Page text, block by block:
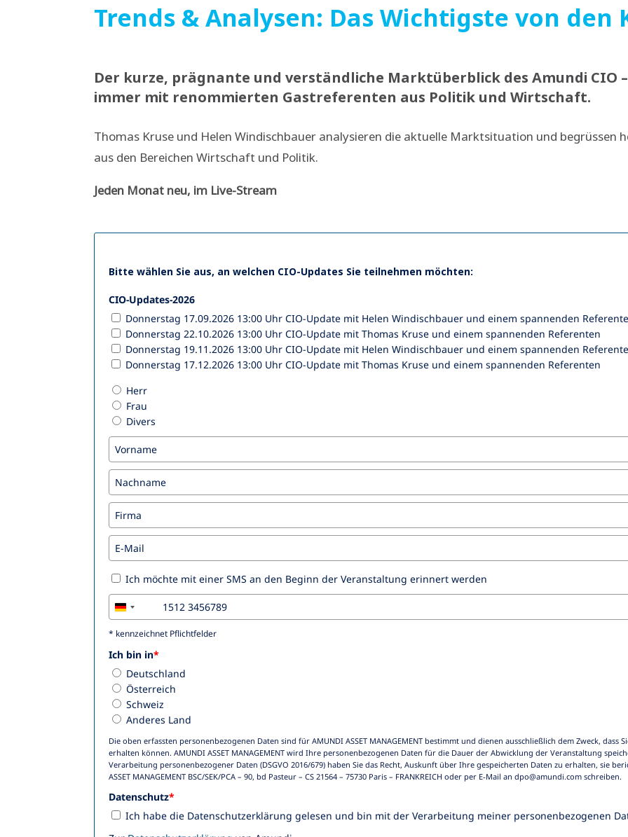
Trends & Analysen: Das Wichtigste von
Der kurze, prägnante und verständliche Marktüberblick des Amundi CIO –
immer mit renommierten Gastreferenten aus Politik und Wirtschaft.
Thomas Kruse und Helen Windischbauer analysieren die aktuelle Marktsituation und begrüssen
aus den Bereichen Wirtschaft und Politik.
Jeden Monat neu, im Live-Stream
Bitte wählen Sie aus, an welchen CIO-Updates Sie teilnehmen möchten:
CIO-Updates-2026
Donnerstag 17.09.2026 13:00 Uhr CIO-Update mit Helen Windischbauer und einem spannenden
Donnerstag 22.10.2026 13:00 Uhr CIO-Update mit Thomas Kruse und einem spannenden Referenten
Donnerstag 19.11.2026 13:00 Uhr CIO-Update mit Helen Windischbauer und einem spannenden
Donnerstag 17.12.2026 13:00 Uhr CIO-Update mit Thomas Kruse und einem spannenden Referenten
Herr
Frau
Divers
Ich möchte mit einer SMS an den Beginn der Veranstaltung erinnert werden
Germany
* kennzeichnet Pflichtfelder
Ich bin in*
Deutschland
Österreich
Schweiz
Anderes Land
Die oben erfassten personenbezogenen Daten sind für AMUNDI ASSET MANAGEMENT bestimmt und dienen ausschließlich dem Zweck, dass
erhalten können. AMUNDI ASSET MANAGEMENT wird Ihre personenbezogenen Daten für die Dauer der Abwicklung der Veranstaltung
Verarbeitung personenbezogener Daten (DSGVO 2016/679) haben Sie das Recht, Auskunft über Ihre gespeicherten Daten zu erhalten, sie
ASSET MANAGEMENT BSC/SEK/PCA – 90, bd Pasteur – CS 21564 – 75730 Paris – FRANKREICH oder per E‑Mail an dpo@amundi.com schreiben.
Datenschutz*
Ich habe die Datenschutzerklärung gelesen und bin mit der Verarbeitung meiner personenbezogenen